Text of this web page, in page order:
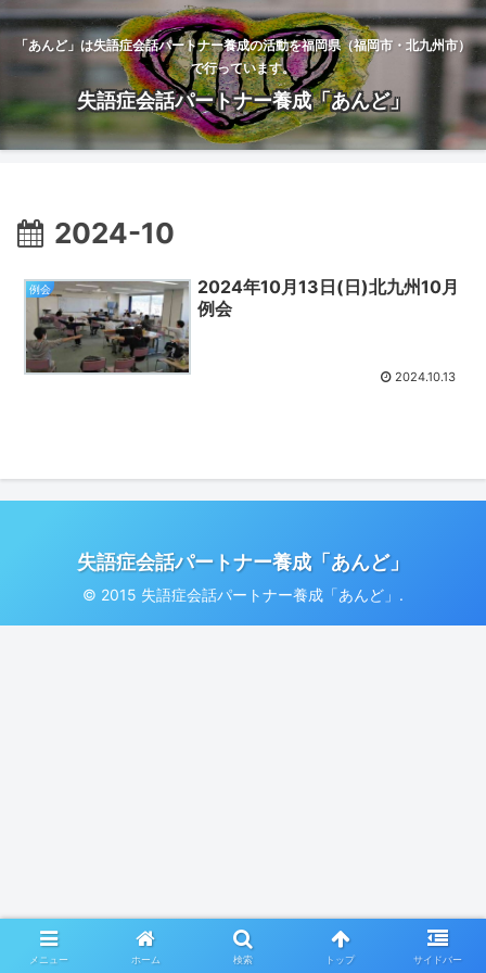
「あんど」は失語症会話パートナー養成の活動を福岡県（福岡市・北九州市）
で行っています。
失語症会話パートナー養成「あんど」
2024-10
例会
2024年10月13日(日)北九州10月
例会
2024.10.13
失語症会話パートナー養成「あんど」
© 2015 失語症会話パートナー養成「あんど」.
メニュー ホーム 検索 トップ サイドバー